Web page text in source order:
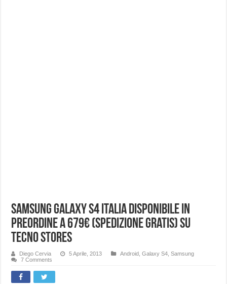
Samsung Galaxy S4 Italia disponibile in
preordine a 679€ (spedizione gratis) su
Tecno Stores
Diego Cervia 5 Aprile, 2013 Android ,Galaxy S4 ,Samsung
7 Comments